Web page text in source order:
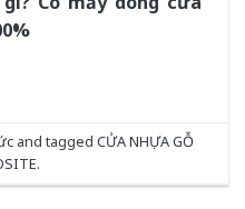
and tagged CỬA NHỰA GỖ
.